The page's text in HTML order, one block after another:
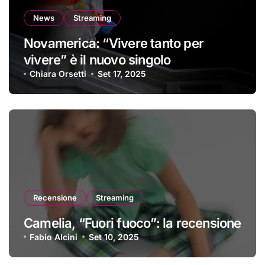
News Streaming
Novamerica: “Vivere tanto per
vivere” è il nuovo singolo
Chiara Orsetti Set 17, 2025
Recensione Streaming
Camelia, “Fuori fuoco”: la recensione
Fabio Alcini Set 10, 2025